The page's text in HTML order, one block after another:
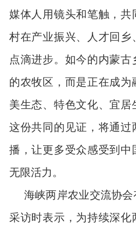
媒体人用镜头和笔触，共
村在产业振兴、人才回乡
点滴进步。如今的内蒙古
的农牧区，而是正在成为
美生态、特色文化、宜居
这份共同的见证，将通过
播，让更多受众感受到中
无限活力。
海峡两岸农业交流协
采访时表示，为持续深化